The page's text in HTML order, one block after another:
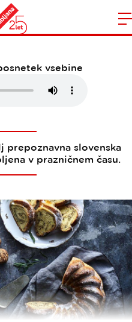
POTICA
vsebine
slovenska
v prazničnem času.